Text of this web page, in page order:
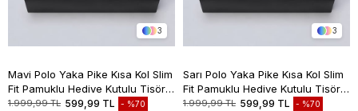
3
Mavi Polo Yaka Pike Kısa Kol Slim
Fit Pamuklu Hediye Kutulu Tişört
1011260169
1.999,99 TL 599,99 TL %70
3
Sarı Polo Yaka Pike Kısa Kol Slim
Fit Pamuklu Hediye Kutulu Tişört
1011260169
1.999,99 TL 599,99 TL %70